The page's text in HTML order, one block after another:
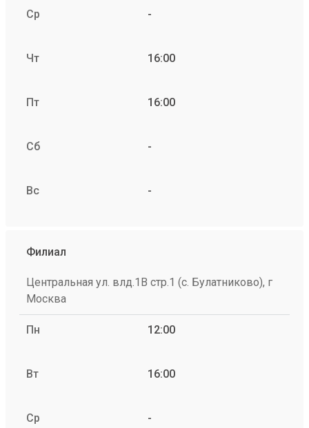
Ср -
Чт 16:00
Пт 16:00
Сб -
Вс -
Филиал
Центральная ул. влд.1В стр.1 (с. Булатниково), г
Москва
Пн 12:00
Вт 16:00
Ср -